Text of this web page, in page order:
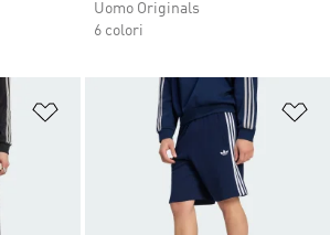
Uomo Originals
6 colori
Aggiungi alla lista dei desideri